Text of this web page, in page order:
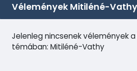
Vélemények Mitiléné-
Jelenleg nincsenek vélemények
témában: Mitiléné-Vathy